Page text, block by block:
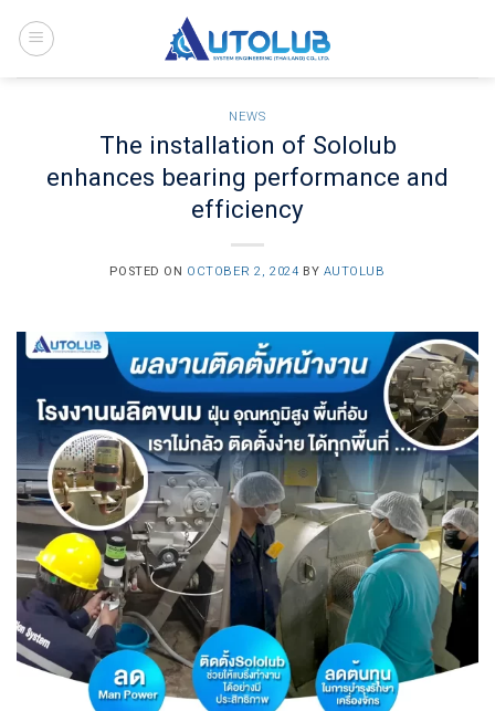
NEWS
The installation of Sololub
enhances bearing performance and
efficiency
POSTED ON OCTOBER 2, 2024 BY AUTOLUB